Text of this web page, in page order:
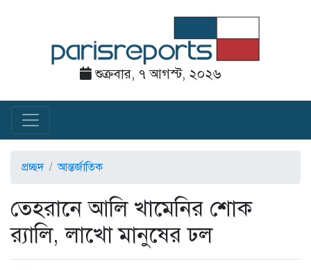
শুক্রবার, ৭ আগস্ট, ২০২৬
প্রচ্ছদ আন্তর্জাতিক
তেহরানে আলি খামেনির শোক
র‌্যালি, লাখো মানুষের ঢল